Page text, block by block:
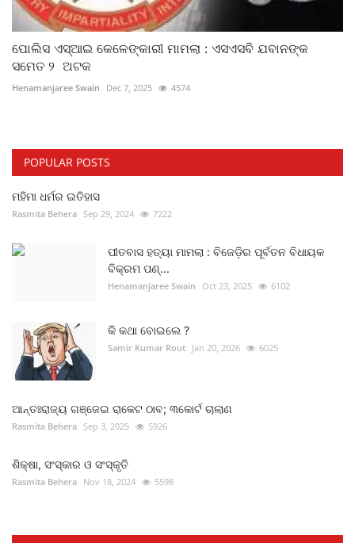
ପୋଲିସ ଏସ୍‌ଆଇ କେଳେଙ୍କାରୀ ମାମଲା : ଏସଏସବି ଯବାନଙ୍କ
ସମେତ ୨ ଅଟକ
Henamanjaree Swain Dec 7, 2025 4574
POPULAR POSTS
ମହିମା ଧର୍ମର ଇତିହାସ
Rasmita Behera Sep 29, 2024 7222
ପୀତବାସ ହତ୍ୟା ମାମଲା : ବିଜେଡ଼ିର ପୂର୍ବତନ ବିଧାୟକ
ବିକ୍ରମ ପଣ୍...
Henamanjaree Swain Oct 23, 2025 6102
କି କଥା ବୋଇଲେ ?
Samir Kumar Rout Jan 20, 2026 6025
ଆନ୍ତଃରାଜ୍ୟ ଗଞ୍ଜେଇ ରାକେଟ ଠାବ; ୩କୋର୍ଟ ଚାଲାଣ
Rasmita Behera Sep 3, 2025 5926
ଶିକ୍ଷା, ସଂସ୍କାର ଓ ସଂସ୍କୃତି
Rasmita Behera Nov 18, 2024 5598